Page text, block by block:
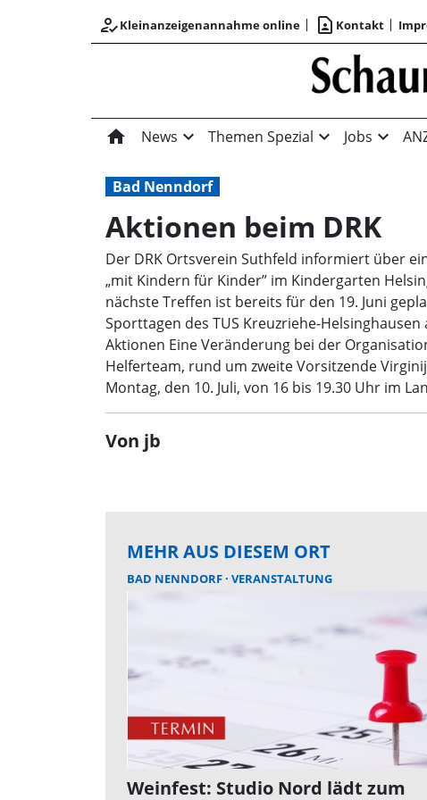
how_to_regKleinanzeigenannahme online contact_page Kontakt
home News expand_more Themen Spezial expand_more Jobs expand_more
Bad Nenndorf
Aktionen beim DRK
Der DRK Ortsverein Suthfeld informiert über
„mit Kindern für Kinder” im Kindergarten
nächste Treffen ist bereits für den 19. Juni
Sporttagen des TUS Kreuzriehe-
Aktionen Eine Veränderung bei der
Helferteam, rund um zweite Vorsitzende
Montag, den 10. Juli, von 16 bis 19.30 Uhr im
Von jb
MEHR AUS DIESEM ORT
BAD NENNDORF VERANSTALTUNG
Weinfest: Studio Nord lädt zum